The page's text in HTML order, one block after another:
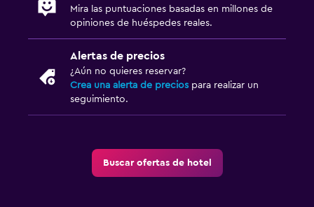
Mira las puntuaciones basadas en millones de
opiniones de huéspedes reales.
Alertas de precios
¿Aún no quieres reservar?
Crea una alerta de precios para realizar un
seguimiento.
Buscar ofertas de hotel